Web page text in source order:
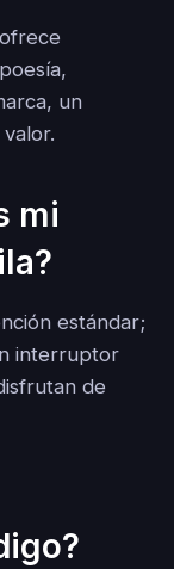
un
mi
estándar;
interruptor
de